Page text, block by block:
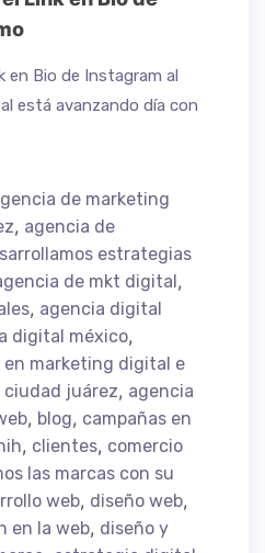
en Bio de Instagram al
está avanzando día con
de marketing
, agencia de
estrategias
de mkt digital,
, agencia digital
digital méxico,
en marketing digital e
juárez, agencia
, blog, campañas en
, clientes, comercio
las marcas con su
web, diseño web,
en la web, diseño y